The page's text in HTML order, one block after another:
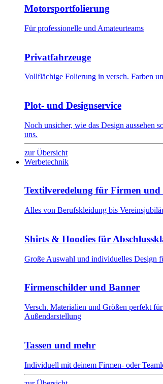
Motorsportfolierung
Für professionelle und Amateurteams
Privatfahrzeuge
Vollflächige Folierung in versch. Farben
Plot- und Designservice
Noch unsicher, wie das Design aussehen
uns.
zur Übersicht
Werbetechnik
Textilveredelung für Firmen und
Alles von Berufskleidung bis
Shirts & Hoodies für
Große Auswahl und individuelles Design
Firmenschilder und Banner
Versch. Materialien und Größen perfekt
Außendarstellung
Tassen und mehr
Individuell mit deinem Firmen- oder